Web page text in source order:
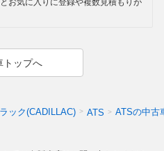
お気に入りに登録や複数見積もりが
トップへ
ック(CADILLAC) ATS ATSの中古